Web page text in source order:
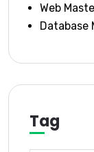
Web
Database
Tag